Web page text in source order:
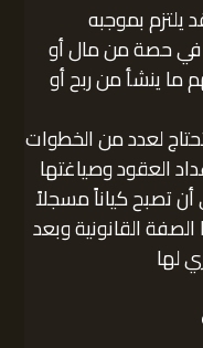
بموجبه
حصة من مال أو
ينشأ من ربح أو
لعدد من الخطوات
العقود وصياغتها
تصبح كياناً مسجلاً
القانونية وبعد
لها